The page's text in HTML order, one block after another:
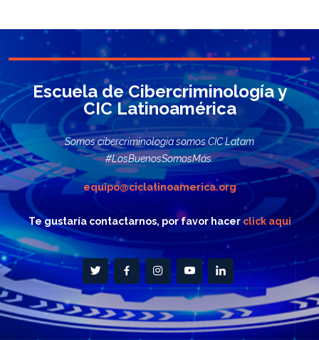
Escuela de Cibercriminología y
CIC Latinoamérica
Somos cibercriminologia somos CIC Latam
#LosBuenosSomosMás.
equipo@ciclatinoamerica.org
Te gustaría contactarnos, por favor hacer click aqui